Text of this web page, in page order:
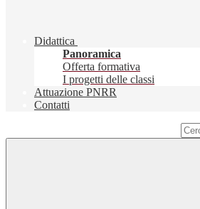
Didattica
Panoramica
Offerta formativa
I progetti delle classi
Attuazione PNRR
Contatti